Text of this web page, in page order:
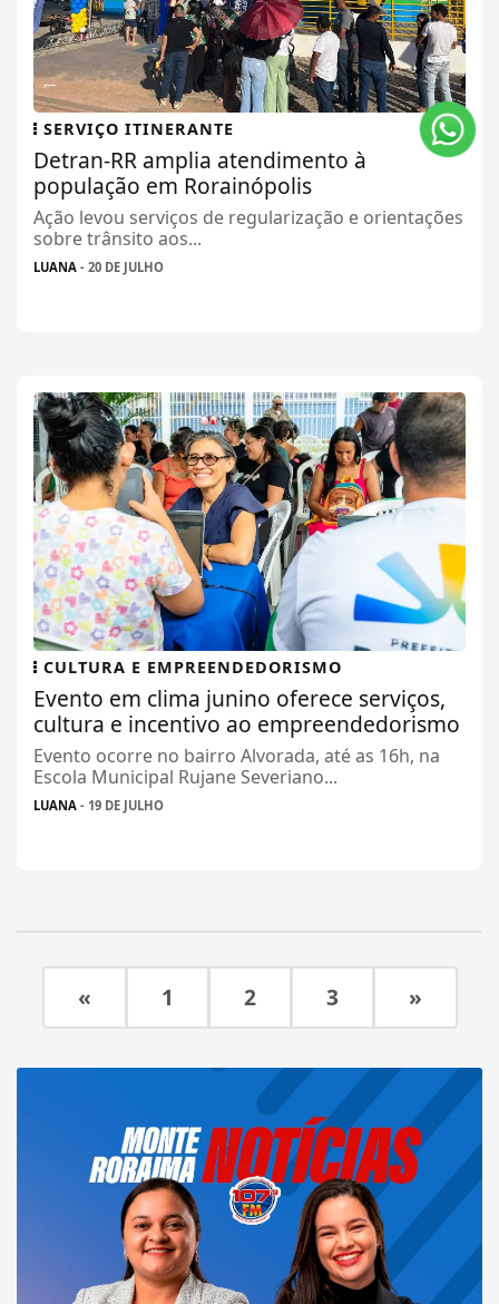
SERVIÇO ITINERANTE
Detran-RR amplia atendimento à
população em Rorainópolis
Ação levou serviços de regularização e orientações
sobre trânsito aos...
LUANA - 20 DE JULHO
CULTURA E EMPREENDEDORISMO
Evento em clima junino oferece serviços,
cultura e incentivo ao empreendedorismo
Evento ocorre no bairro Alvorada, até as 16h, na
Escola Municipal Rujane Severiano...
LUANA - 19 DE JULHO
« 1 2 3 »